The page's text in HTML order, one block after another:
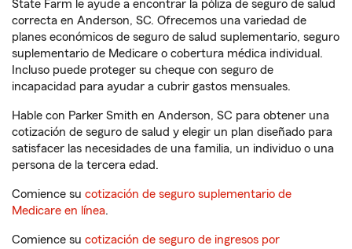
State Farm le ayude a encontrar la póliza de seguro de salud
correcta en Anderson, SC. Ofrecemos una variedad de
planes económicos de seguro de salud suplementario, seguro
suplementario de Medicare o cobertura médica individual.
Incluso puede proteger su cheque con seguro de
incapacidad para ayudar a cubrir gastos mensuales.
Hable con Parker Smith en Anderson, SC para obtener una
cotización de seguro de salud y elegir un plan diseñado para
satisfacer las necesidades de una familia, un individuo o una
persona de la tercera edad.
Comience su cotización de seguro suplementario de
Medicare en línea.
Comience su cotización de seguro de ingresos por